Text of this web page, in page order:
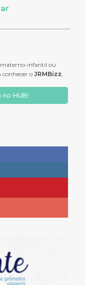
materno-infantil ou
conhecer o JRMBizz
no HUB!